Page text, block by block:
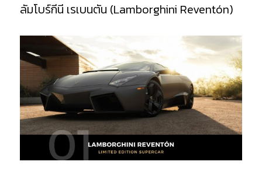
ลัมโบร์กีนี เรเบนตัน (Lamborghini Reventón)